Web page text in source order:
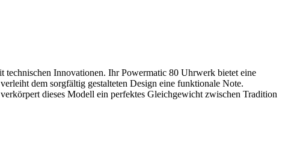
Innovationen. Ihr Powermatic 80 Uhrwerk bietet eine
dem sorgfältig gestalteten Design eine funktionale Note.
dieses Modell ein perfektes Gleichgewicht zwischen Tradition